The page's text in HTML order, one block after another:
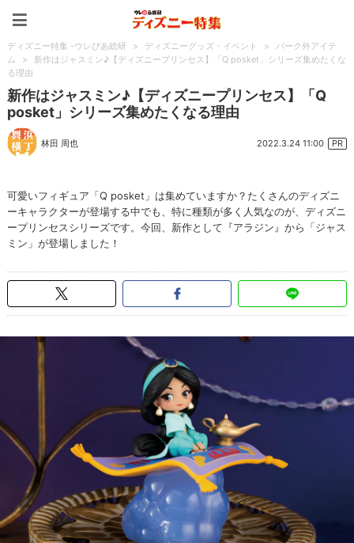
ディズニー特集 -ウレぴあ総研 > ディズニーグッズ・イベント >
パーク外アイテ
ム
>
新作はジャスミン♪【ディズニープリンセス】「Q posket」シリーズ集めたくな
る理由
新作はジャスミン♪【ディズニープリンセス】「Q
posket」シリーズ集めたくなる理由
林田 周也 2022.3.24 11:00 PR
可愛いフィギュア「Q posket」は集めていますか？たくさんのディズニ
ーキャラクターが登場する中でも、特に種類が多く人気なのが、ディズニ
ープリンセスシリーズです。今回、新作として『アラジン』から「ジャス
ミン」が登場しました！